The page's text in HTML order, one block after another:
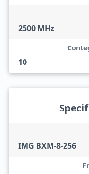
2500 MHz
10
IMG BXM-8-256